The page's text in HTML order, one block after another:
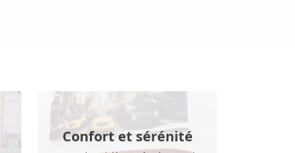
Confort et sérénité